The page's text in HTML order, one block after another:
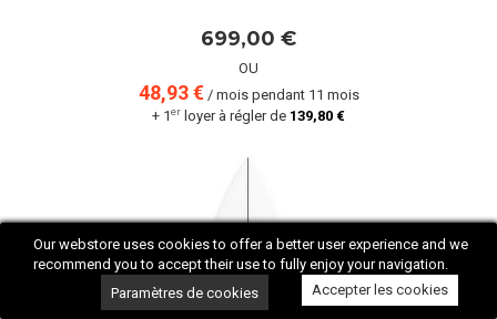
Our webstore uses cookies to offer a better user experience and we
recommend you to accept their use to fully enjoy your navigation.
Accepter les cookies
Paramètres de cookies
699,00 €
OU
48,93 €/ mois pendant 11 mois
+ 1er loyer à régler de 139,80 €